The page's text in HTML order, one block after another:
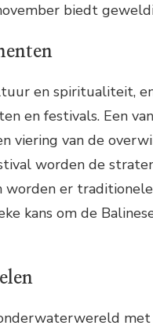
biedt
en spiritualiteit,
en festivals. Een
viering van de
worden de
worden er
kans om de